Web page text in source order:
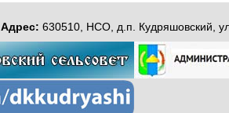
Адрес: 630510, НСО, д.п. Кудряшовский,